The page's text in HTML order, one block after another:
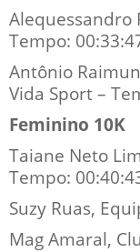
Alequessandro
Tempo:
Antônio
Vida Sport –
Feminino 10K
Taiane Neto
Tempo:
Suzy Ruas,
Mag Amaral,